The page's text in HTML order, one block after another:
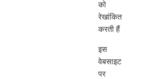
को
रेखांकित
करती हैं
इस
वेबसाइट
पर